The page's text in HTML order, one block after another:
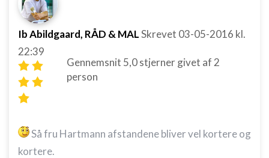
Ib Abildgaard, RÅD & MALSkrevet 03-05-2016 kl.
22:39
Gennemsnit 5,0stjerner givet af 2
person
Så fru Hartmann afstandene bliver vel kortere og
kortere.